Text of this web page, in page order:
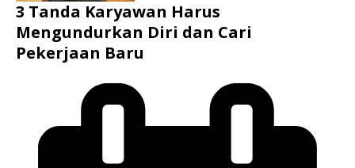
3 Tanda Karyawan Harus
Mengundurkan Diri dan Cari
Pekerjaan Baru